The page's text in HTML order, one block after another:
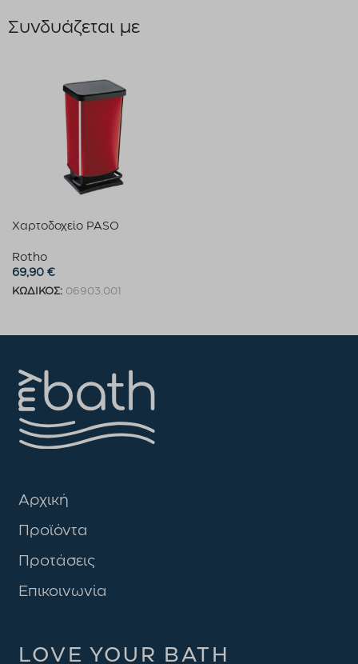
Συνδυάζεται με
Χαρτοδοχείο PASO
Rotho
69,90 €
ΚΩΔΙΚΟΣ: 06903.001
Αρχική
Προϊόντα
Προτάσεις
Επικοινωνία
LOVE YOUR BATH